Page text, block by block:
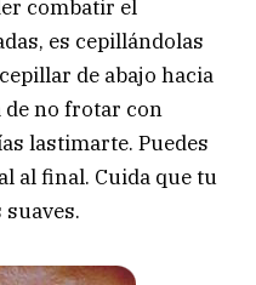
combatir el
es cepillándolas
de abajo hacia
de no frotar con
lastimarte. Puedes
al final. Cuida que tu
suaves.